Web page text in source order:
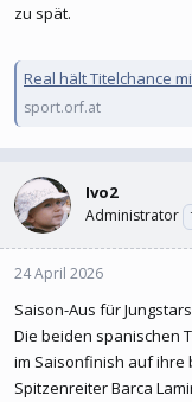
zu spät.
Real hält Titelchance
sport.orf.at
Ivo2
Administrator
24 April 2026
Saison-Aus für
Die beiden spanischen
im Saisonfinish auf ihre
Spitzenreiter Barca